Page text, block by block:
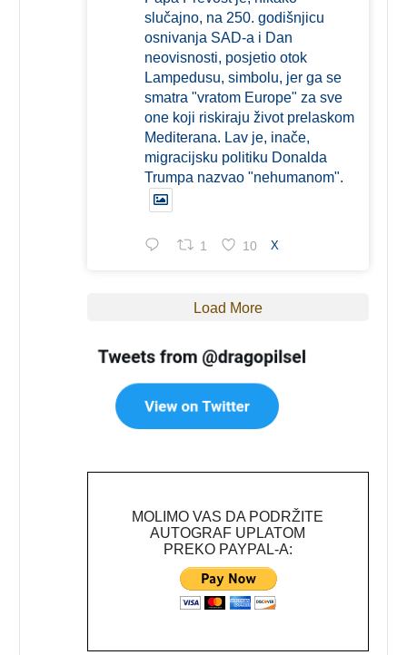
slučajno, na 250. godišnjicu
osnivanja SAD-a i Dan
neovisnosti, posjetio otok
Lampedusu, simbolu, jer ga se
smatra "vratom Europe" za sve
one koji riskiraju život prelaskom
Mediterana. Lav je, inače,
migracijsku politiku Donalda
Trumpa nazvao "nehumanom".
1 10 X
Load More
MOLIMO VAS DA PODRŽITE
AUTOGRAF UPLATOM
PREKO PAYPAL-A: